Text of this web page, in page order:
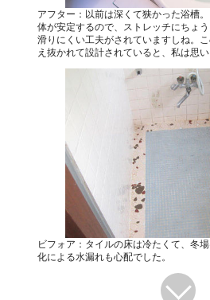
アフター：以前は深くて狭かった浴槽
体が安定するので、ストレッチにちょ
滑りにくい工夫がされていますしね。
え抜かれて設計されていると、私は思い
ビフォア：タイルの床は冷たくて、冬
化による水漏れも心配でした。